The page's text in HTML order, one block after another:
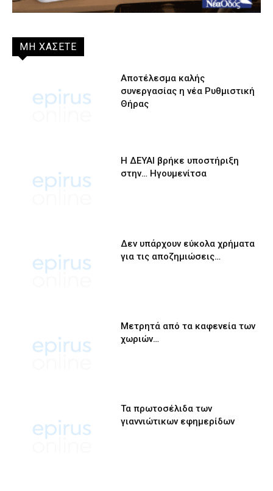
ΜΗ ΧΑΣΕΤΕ
Αποτέλεσμα καλής
συνεργασίας η νέα Ρυθμιστική
Θήρας
Η ΔΕΥΑΙ βρήκε υποστήριξη
στην… Ηγουμενίτσα
Δεν υπάρχουν εύκολα χρήματα
για τις αποζημιώσεις…
Μετρητά από τα καφενεία των
χωριών…
Τα πρωτοσέλιδα των
γιαννιώτικων εφημερίδων